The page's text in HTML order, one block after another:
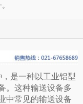
是一种以工业铝型
。这种输送设备多
中常见的输送设备